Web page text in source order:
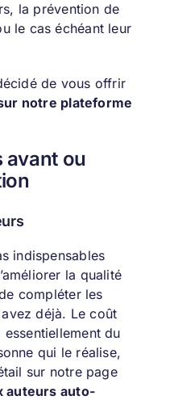
la prévention de
le cas échéant leur
de vous offrir
notre plateforme
avant ou
indispensables
la qualité
compléter les
déjà. Le coût
du
qui le réalise,
sur notre page
auteurs auto-